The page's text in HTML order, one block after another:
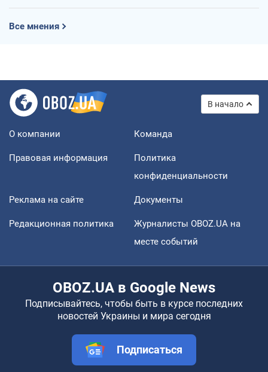
Все мнения
В начало
О компании Команда
Правовая информация
Политика
конфиденциальности
Реклама на сайте Документы
Редакционная политика
Журналисты OBOZ.UA на
месте событий
OBOZ.UA в Google News
Подписывайтесь, чтобы быть в курсе последних
новостей Украины и мира сегодня
Подписаться